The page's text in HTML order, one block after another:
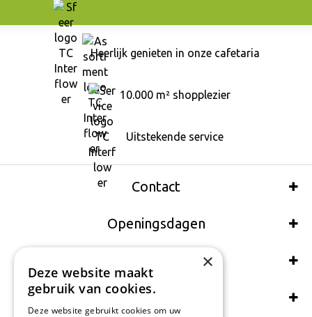
Heerlijk genieten in onze cafetaria
10.000 m² shopplezier
Uitstekende service
Contact
Openingsdagen
Wij accepteren ook:
Schrijf een recensie
×
Deze website maakt
gebruik van cookies.
Deze website gebruikt cookies om uw